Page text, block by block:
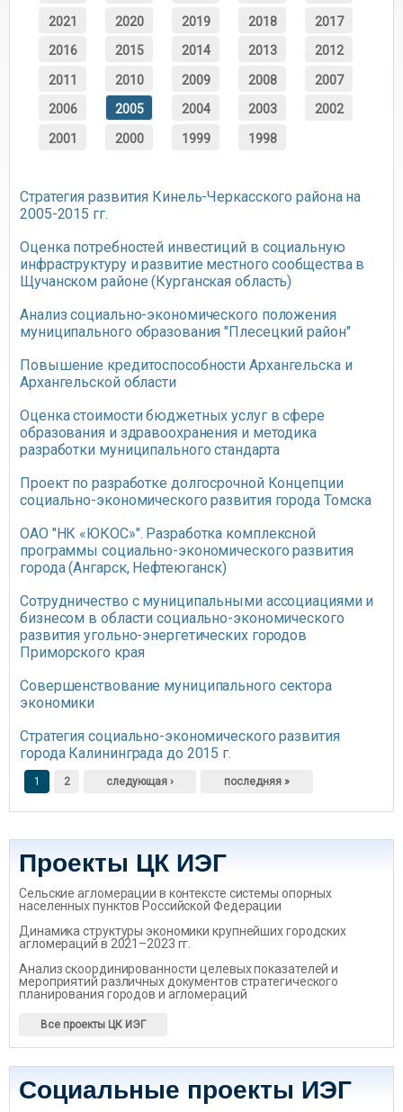
2021 2020 2019 2018 2017
2016 2015 2014 2013 2012
2011 2010 2009 2008 2007
2006 2005 2004 2003 2002
2001 2000 1999 1998
Стратегия развития Кинель-Черкасского района на
2005-2015 гг.
Оценка потребностей инвестиций в социальную
инфраструктуру и развитие местного сообщества в
Щучанском районе (Курганская область)
Анализ социально-экономического положения
муниципального образования "Плесецкий район"
Повышение кредитоспособности Архангельска и
Архангельской области
Оценка стоимости бюджетных услуг в сфере
образования и здравоохранения и методика
разработки муниципального стандарта
Проект по разработке долгосрочной Концепции
социально-экономического развития города Томска
ОАО "НК «ЮКОС»". Разработка комплексной
программы социально-экономического развития
города (Ангарск, Нефтеюганск)
Сотрудничество с муниципальными ассоциациями и
бизнесом в области социально-экономического
развития угольно-энергетических городов
Приморского края
Совершенствование муниципального сектора
экономики
Стратегия социально-экономического развития
города Калининграда до 2015 г.
Страницы
1 2 следующая › последняя »
Проекты ЦК ИЭГ
Сельские агломерации в контексте системы опорных
населенных пунктов Российской Федерации
Динамика структуры экономики крупнейших городских
агломераций в 2021–2023 гг.
Анализ скоординированности целевых показателей и
мероприятий различных документов стратегического
планирования городов и агломераций
Все проекты ЦК ИЭГ
Социальные проекты ИЭГ